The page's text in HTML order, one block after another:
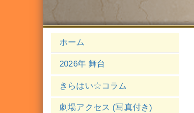
ホーム
2026年 舞台
きらはい☆コラム
劇場アクセス (写真付き)